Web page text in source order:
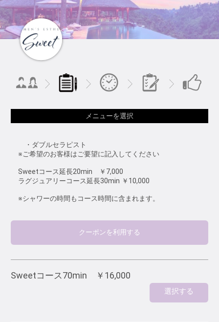
メニューを選択
・ダブルセラピスト
※ご希望のお客様はご要望に記入してください
Sweetコース延長20min ￥7,000
ラグジュアリーコース延長30min ￥10,000
※シャワーの時間もコース時間に含まれます。
クーポンを利用する
Sweetコース70min ￥16,000
選択する